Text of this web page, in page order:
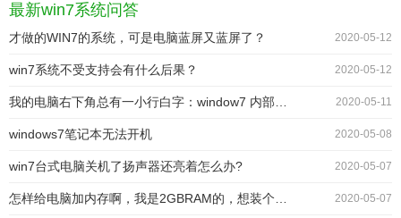
最新win7系统问答
才做的WIN7的系统，可是电脑蓝屏又蓝屏了？ 2020-05-12
win7系统不受支持会有什么后果？ 2020-05-12
我的电脑右下角总有一小行白字：window7 内部版本7601 此window副本不是正版。 2020-05-11
windows7笔记本无法开机 2020-05-08
win7台式电脑关机了扬声器还亮着怎么办? 2020-05-07
怎样给电脑加内存啊，我是2GBRAM的，想装个win764，加什么牌子的？加多少 2020-05-07